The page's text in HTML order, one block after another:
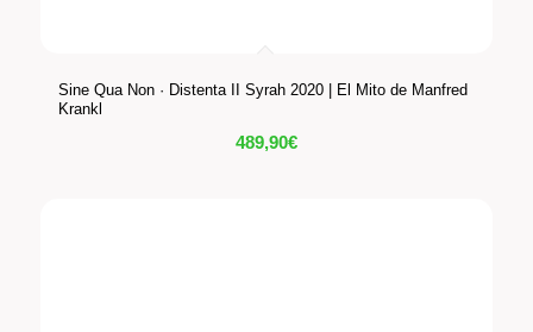
Sine Qua Non · Distenta II Syrah 2020 | El Mito de Manfred
Krankl
489,90€